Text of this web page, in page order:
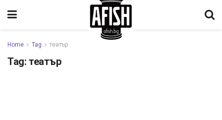
Home Tag театър
Tag: театър